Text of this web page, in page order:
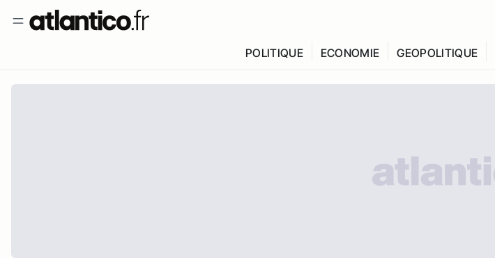
POLITIQUE ECONOMIE GEOPOLITIQUE